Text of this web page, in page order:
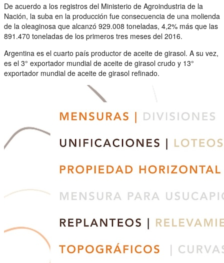
De acuerdo a los registros del Ministerio de Agroindustria de la
Nación, la suba en la producción fue consecuencia de una molienda
de la oleaginosa que alcanzó 929.008 toneladas, 4,2% más que las
891.470 toneladas de los primeros tres meses del 2016.
Argentina es el cuarto país productor de aceite de girasol. A su vez,
es el 3° exportador mundial de aceite de girasol crudo y 13°
exportador mundial de aceite de girasol refinado.